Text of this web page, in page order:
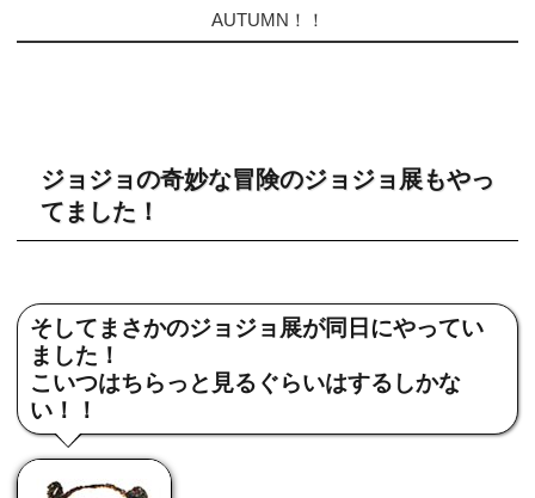
AUTUMN！！
ジョジョの奇妙な冒険のジョジョ展もやっ
てました！
そしてまさかのジョジョ展が同日にやってい
ました！
こいつはちらっと見るぐらいはするしかな
い！！